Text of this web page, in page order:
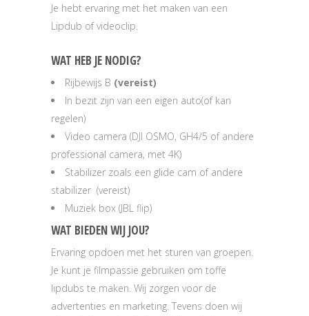
Je hebt ervaring met het maken van een
Lipdub of videoclip.
WAT HEB JE NODIG?
Rijbewijs B (vereist)
In bezit zijn van een eigen auto(of kan
regelen)
Video camera (DJI OSMO, GH4/5 of andere
professional camera, met 4K)
Stabilizer zoals een glide cam of andere
stabilizer (vereist)
Muziek box (JBL flip)
WAT BIEDEN WIJ JOU?
Ervaring opdoen met het sturen van groepen.
Je kunt je filmpassie gebruiken om toffe
lipdubs te maken. Wij zorgen voor de
advertenties en marketing. Tevens doen wij